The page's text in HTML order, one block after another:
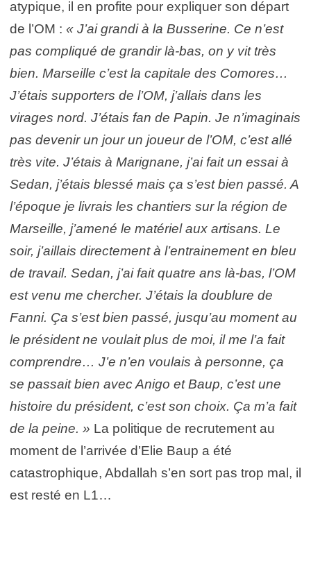
atypique, il en profite pour expliquer son départ
de l’OM : « J’ai grandi à la Busserine. Ce n’est
pas compliqué de grandir là-bas, on y vit très
bien. Marseille c’est la capitale des Comores…
J’étais supporters de l’OM, j’allais dans les
virages nord. J’étais fan de Papin. Je n’imaginais
pas devenir un jour un joueur de l’OM, c’est allé
très vite. J’étais à Marignane, j’ai fait un essai à
Sedan, j’étais blessé mais ça s’est bien passé. A
l’époque je livrais les chantiers sur la région de
Marseille, j’amené le matériel aux artisans. Le
soir, j’aillais directement à l’entrainement en bleu
de travail. Sedan, j’ai fait quatre ans là-bas, l’OM
est venu me chercher. J’étais la doublure de
Fanni. Ça s’est bien passé, jusqu’au moment au
le président ne voulait plus de moi, il me l’a fait
comprendre… J’e n’en voulais à personne, ça
se passait bien avec Anigo et Baup, c’est une
histoire du président, c’est son choix. Ça m’a fait
de la peine. » La politique de recrutement au
moment de l’arrivée d’Elie Baup a été
catastrophique, Abdallah s’en sort pas trop mal, il
est resté en L1…